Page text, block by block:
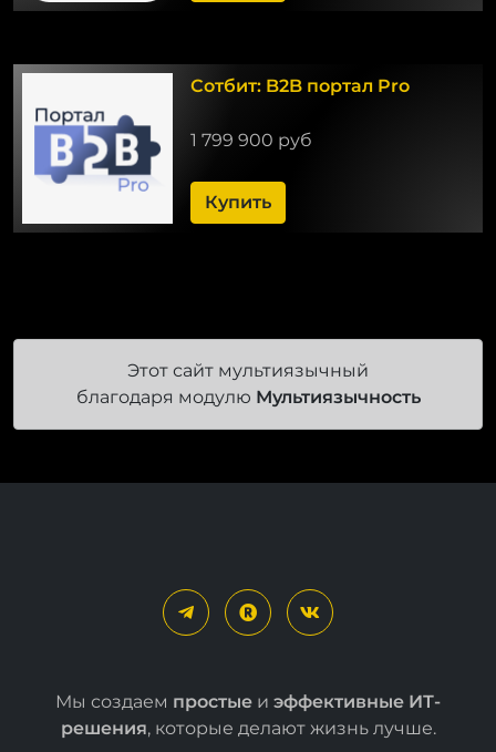
Сотбит: B2B портал Pro
1 799 900 руб
Купить
Этот сайт мультиязычный
благодаря модулю Мультиязычность
Мы создаем простые и эффективные ИТ-
решения, которые делают жизнь лучше.